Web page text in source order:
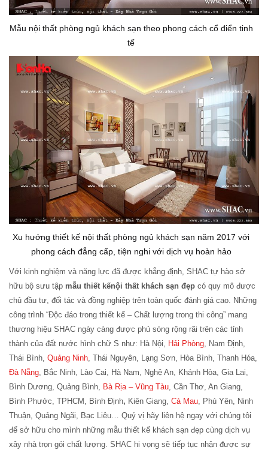
Mẫu nội thất phòng ngủ khách sạn theo phong cách cổ điển tinh
tế
Xu hướng thiết kế nội thất phòng ngủ khách sạn năm 2017 với
phong cách đẳng cấp, tiện nghi với dịch vụ hoàn hảo
Với kinh nghiệm và năng lực đã được khẳng định, SHAC tự hào sở
hữu bộ sưu tập mẫu thiết kếnội thất khách sạn đẹp có quy mô được
chủ đầu tư, đối tác và đồng nghiệp trên toàn quốc đánh giá cao. Những
công trình “Độc đáo trong thiết kế – Chất lượng trong thi công” mang
thương hiệu SHAC ngày càng được phủ sóng rộng rãi trên các tỉnh
thành của đất nước hình chữ S như: Hà Nội, Hải Phòng, Nam Định,
Thái Bình, Quảng Ninh, Thái Nguyên, Lạng Sơn, Hòa Bình, Thanh Hóa,
Đà Nẵng, Bắc Ninh, Lào Cai, Hà Nam, Nghệ An, Khánh Hòa, Gia Lai,
Bình Dương, Quảng Bình, Bà Rịa – Vũng Tàu, Cần Thơ, An Giang,
Bình Phước, TPHCM, Bình Định, Kiên Giang, Cà Mau, Phú Yên, Ninh
Thuận, Quảng Ngãi, Bạc Liêu… Quý vị hãy liên hệ ngay với chúng tôi
để sở hữu cho mình những mẫu thiết kế khách sạn đẹp cùng dịch vụ
xây nhà trọn gói chất lượng. SHAC hi vọng sẽ tiếp tục nhận được sự